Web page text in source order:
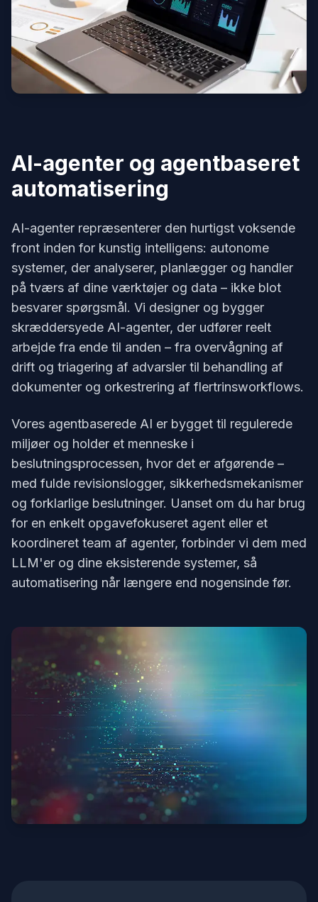
AI-agenter og agentbaseret
automatisering
AI-agenter repræsenterer den hurtigst voksende
front inden for kunstig intelligens: autonome
systemer, der analyserer, planlægger og handler
på tværs af dine værktøjer og data – ikke blot
besvarer spørgsmål. Vi designer og bygger
skræddersyede AI-agenter, der udfører reelt
arbejde fra ende til anden – fra overvågning af
drift og triagering af advarsler til behandling af
dokumenter og orkestrering af flertrinsworkflows.
Vores agentbaserede AI er bygget til regulerede
miljøer og holder et menneske i
beslutningsprocessen, hvor det er afgørende –
med fulde revisionslogger, sikkerhedsmekanismer
og forklarlige beslutninger. Uanset om du har brug
for en enkelt opgavefokuseret agent eller et
koordineret team af agenter, forbinder vi dem med
LLM'er og dine eksisterende systemer, så
automatisering når længere end nogensinde før.